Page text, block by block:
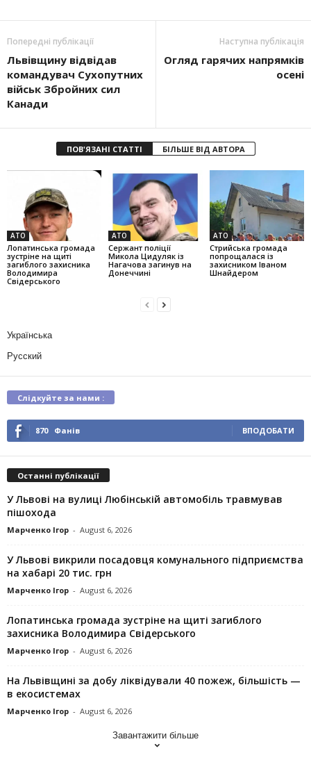
Попередні публікації
Львівщину відвідав
командувач Сухопутних
військ Збройних сил
Канади
Наступна публікація
Огляд гарячих напрямків
осені
ПОВ'ЯЗАНІ СТАТТІ БІЛЬШЕ ВІД АВТОРА
АТО
Лопатинська громада
зустріне на щиті
загиблого захисника
Володимира
Свідерського
АТО
Сержант поліції
Микола Цидуляк із
Нагачова загинув на
Донеччині
АТО
Стрийська громада
попрощалася із
захисником Іваном
Шнайдером
Українська
Русский
Слідкуйте за нами :
870 Фанів ВПОДОБАТИ
Останні публікації
У Львові на вулиці Любінській автомобіль травмував
пішохода
Марченко Ігор - August 6, 2026
У Львові викрили посадовця комунального підприємства
на хабарі 20 тис. грн
Марченко Ігор - August 6, 2026
Лопатинська громада зустріне на щиті загиблого
захисника Володимира Свідерського
Марченко Ігор - August 6, 2026
На Львівщині за добу ліквідували 40 пожеж, більшість —
в екосистемах
Марченко Ігор - August 6, 2026
Завантажити більше